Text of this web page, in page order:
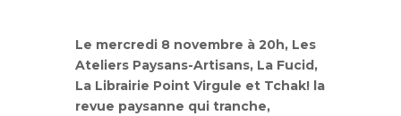
Le mercredi 8 novembre à 20h, Les
Ateliers Paysans-Artisans, La Fucid,
La Librairie Point Virgule et Tchak! la
revue paysanne qui tranche,